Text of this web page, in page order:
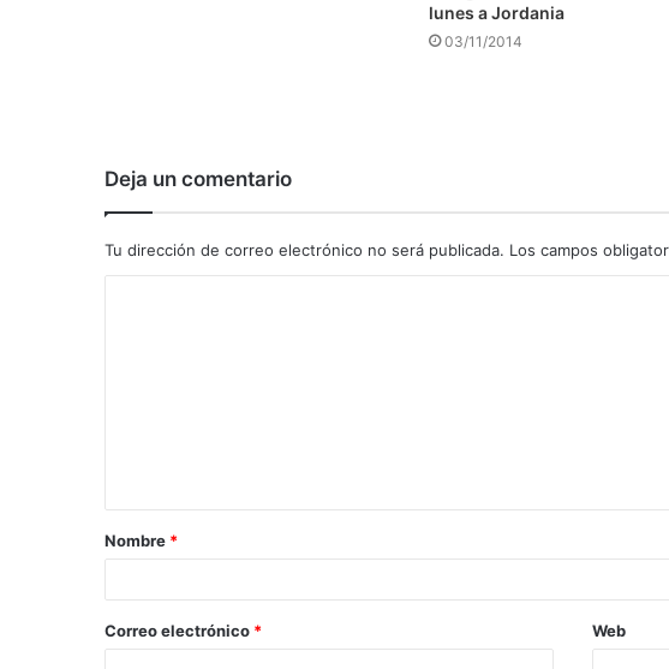
lunes a Jordania
03/11/2014
Deja un comentario
Tu dirección de correo electrónico no será publicada. Los campos
a
r
*
Nombre *
Correo electrónico * Web